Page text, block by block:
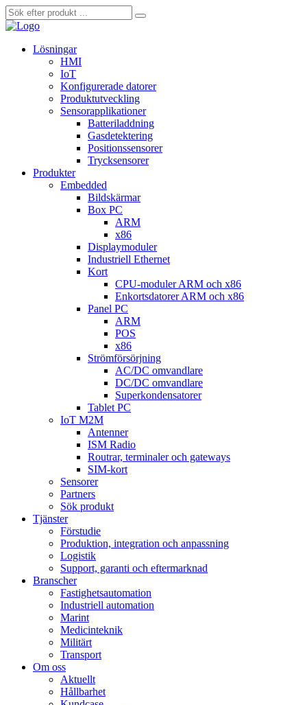
Lösningar
HMI
IoT
Konfigurerade datorer
Produktutveckling
Sensorapplikationer
Batteriladdning
Gasdetektering
Positionssensorer
Trycksensorer
Produkter
Embedded
Bildskärmar
Box PC
ARM
x86
Displaymoduler
Industriell Ethernet
Kort
CPU-moduler ARM och x86
Enkortsdatorer ARM och x86
Panel PC
ARM
POS
x86
Strömförsörjning
AC/DC omvandlare
DC/DC omvandlare
Superkondensatorer
Tablet PC
IoT M2M
Antenner
ISM Radio
Routrar, terminaler och gateways
SIM-kort
Sensorer
Partners
Sök produkt
Tjänster
Förstudie
Produktion, integration och anpassning
Logistik
Support, garanti och eftermarknad
Branscher
Fastighetsautomation
Industriell automation
Marint
Medicinteknik
Militärt
Transport
Om oss
Aktuellt
Hållbarhet